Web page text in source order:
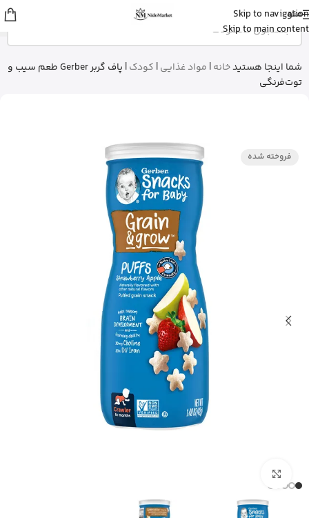
Skip to navigation
Skip to main content
منو
شما اینجا هستیدخانه| مواد غذایی| کودک|
پاف گربر Gerber طعم سیب و
توت‌فرنگی
فروخته شده
شایلیاز تهران
ژل شستشوی بدن ویکتوریا سکرت رو
3 دقیقه پیش